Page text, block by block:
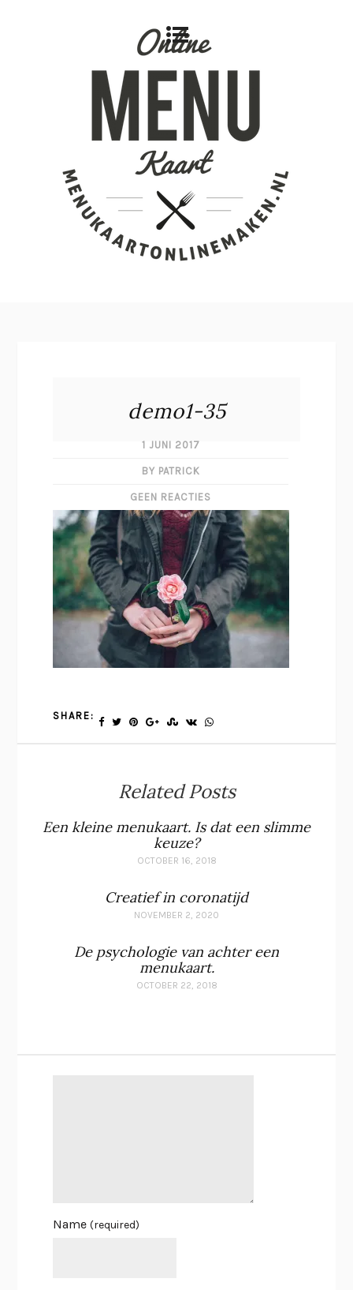
demo1-35
1 JUNI 2017
BY PATRICK
GEEN REACTIES
SHARE:
Related Posts
Een kleine menukaart. Is dat een slimme
keuze?
OCTOBER 16, 2018
Creatief in coronatijd
NOVEMBER 2, 2020
De psychologie van achter een
menukaart.
OCTOBER 22, 2018
Name(required)